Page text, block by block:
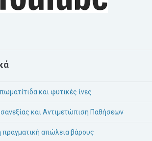
και φυτικές ίνες
και Αντιμετώπιση Παθήσεων
απώλεια βάρους